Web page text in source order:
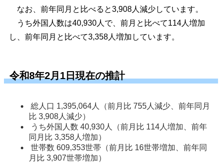
なお、前年同月と比べると3,908人減少しています。
うち外国人数は40,930人で、前月と比べて114人増加
し、前年同月と比べて3,358人増加しています。
令和8年2月1日現在の推計
総人口 1,395,064人（前月比 755人減少、前年同月
比 3,908人減少）
うち外国人数 40,930人（前月比 114人増加、前年
同月比 3,358人増加）
世帯数 609,353世帯（前月比 16世帯増加、前年同
月比 3,907世帯増加）